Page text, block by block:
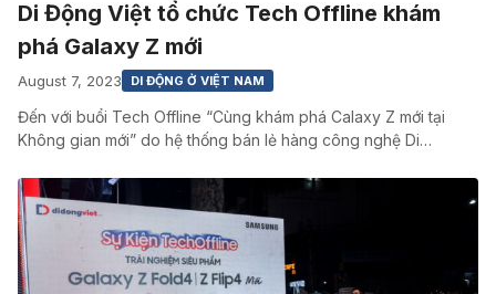
Di Động Việt tổ chức Tech Offline khám
phá Galaxy Z mới
August 7, 2023 DI ĐỘNG Ở VIỆT NAM
Đến với buổi Tech Offline “Cùng khám phá Calaxy Z mới tại
Không gian mới” do hệ thống bán lẻ hàng công nghệ Di…